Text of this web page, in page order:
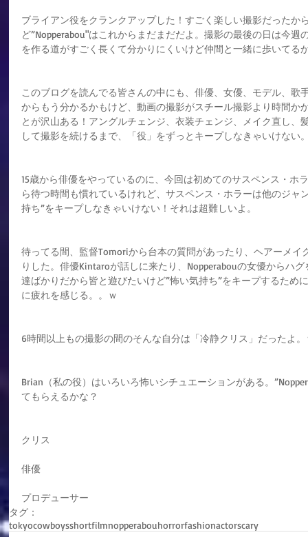
ブライアン役をクランクアップした！すごく楽しい撮影だったか
ど”Nopperabou"はこれからまだまだだよ。撮影の最後の日は今週
を作る道がすごく長くて分かりにくいけど仲間と一緒に歩いてる
このブログを読んでる皆さんの中にも、俳優、女優、モデル、歌
からもう分かるかもけど、動画の撮影がスチール撮影より時間か
とが沢山ある！アングルチェンジ、衣装チェンジ、メイク直し、
して撮影を続けるまで、「役」をずっとキープしなきゃいけない
15歳から俳優をやっているのに、今回は初めてのサスペンス・ホ
ら待つ時間も慣れているけれど、サスペンス・ホラーは他のジャ
持ち”をキープしなきゃいけない！それは超難しいよ。
待ってる間、監督Tomoriから台本の質問があったり、ヘアーメイ
りした。俳優Kintaroが話しに来たり、Nopperabouの女優からハ
達ばかりだから皆と遊びたいけど”怖い気持ち”をキープするため
に疲れを感じる。。ｗ
6時間以上もの撮影の間のそんな自分は「冷静クリス」だったよ。
Brian（私の役）はいろいろ怖いシチュエーションがある。
てもらえるかな？
クリス
俳優
プロデューサー
タグ：
tokyocowboysshortfilmnopperabouhorrorfashionactorscary